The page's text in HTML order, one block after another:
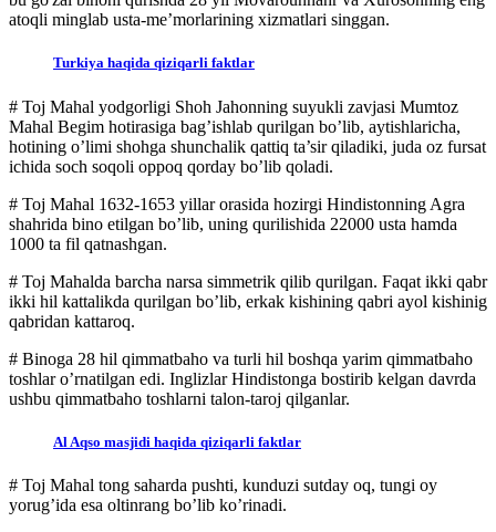
atoqli minglab usta-me’morlarining xizmatlari singgan.
Turkiya haqida qiziqarli faktlar
# Toj Mahal yodgorligi Shoh Jahonning suyukli zavjasi Mumtoz
Mahal Begim hotirasiga bag’ishlab qurilgan bo’lib, aytishlaricha,
hotining o’limi shohga shunchalik qattiq ta’sir qiladiki, juda oz fursat
ichida soch soqoli oppoq qorday bo’lib qoladi.
# Toj Mahal 1632-1653 yillar orasida hozirgi Hindistonning Agra
shahrida bino etilgan bo’lib, uning qurilishida 22000 usta hamda
1000 ta fil qatnashgan.
# Toj Mahalda barcha narsa simmetrik qilib qurilgan. Faqat ikki qabr
ikki hil kattalikda qurilgan bo’lib, erkak kishining qabri ayol kishinig
qabridan kattaroq.
# Binoga 28 hil qimmatbaho va turli hil boshqa yarim qimmatbaho
toshlar o’rnatilgan edi. Inglizlar Hindistonga bostirib kelgan davrda
ushbu qimmatbaho toshlarni talon-taroj qilganlar.
Al Aqso masjidi haqida qiziqarli faktlar
# Toj Mahal tong saharda pushti, kunduzi sutday oq, tungi oy
yorug’ida esa oltinrang bo’lib ko’rinadi.